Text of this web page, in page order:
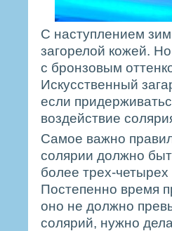
С наступлением
загорелой кожей.
с бронзовым
Искусственный
если
воздействие
Самое важно
солярии должно
более трех-
Постепенно время
оно не должно
солярий, нужно